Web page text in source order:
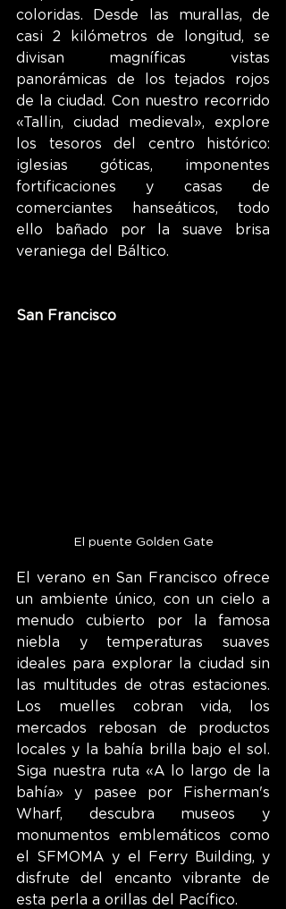
coloridas. Desde las murallas, de
casi 2 kilómetros de longitud, se
divisan magníficas vistas
panorámicas de los tejados rojos
«Tallin, ciudad medieval », explore
los tesoros del centro histórico:
iglesias góticas, imponentes
fortificaciones y casas de
comerciantes hanseáticos, todo
ello bañado por la suave brisa
veraniega del Báltico.
San Francisco
El puente Golden Gate
El verano en San Francisco ofrece
un ambiente único, con un cielo a
menudo cubierto por la famosa
niebla y temperaturas suaves
ideales para explorar la ciudad sin
las multitudes de otras estaciones.
Los muelles cobran vida, los
mercados rebosan de productos
locales y la bahía brilla bajo el sol.
Siga nuestra ruta «A lo largo de la
bahía» y pasee por Fisherman's
Wharf, descubra museos y
monumentos emblemáticos como
el SFMOMA y el Ferry Building, y
disfrute del encanto vibrante de
esta perla a orillas del Pacífico.